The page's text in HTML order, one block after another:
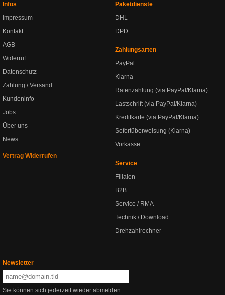
Infos
Impressum
Kontakt
AGB
Widerruf
Datenschutz
Zahlung / Versand
Kundeninfo
Jobs
Über uns
News
Vertrag Widerrufen
Paketdienste
DHL
DPD
Zahlungsarten
PayPal
Klarna
Ratenzahlung (via PayPal/Klarna)
Lastschrift (via PayPal/Klarna)
Kreditkarte (via PayPal/Klarna)
Sofortüberweisung (Klarna)
Vorkasse
Service
Filialen
B2B
Service / RMA
Technik / Download
Drehzahlrechner
Newsletter
Sie können sich jederzeit wieder abmelden.